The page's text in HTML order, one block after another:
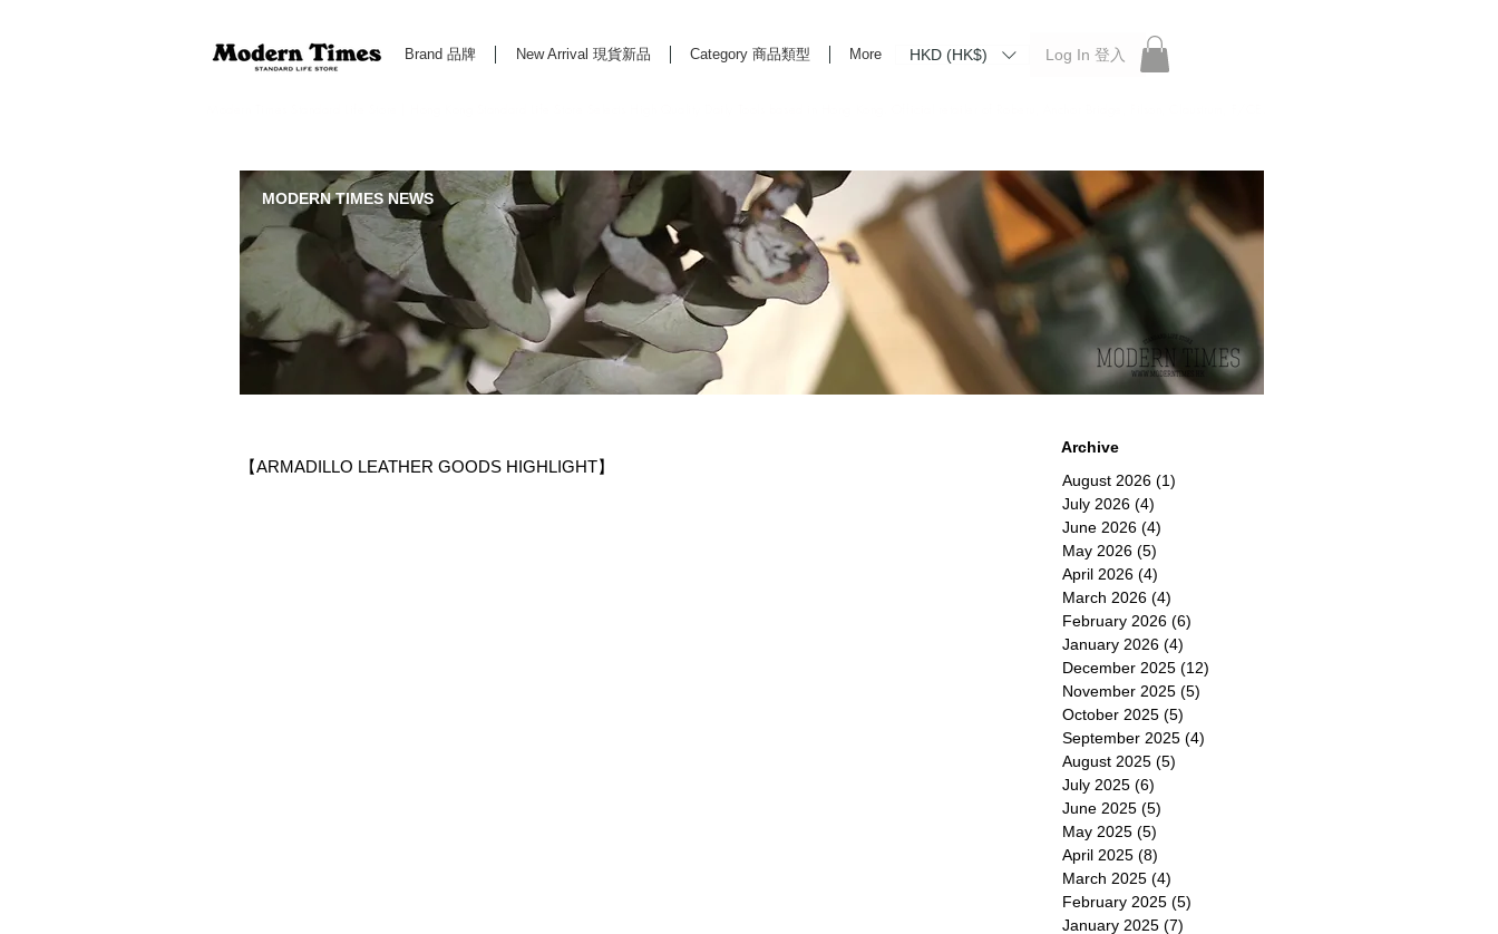
Brand 品牌 New Arrival 現貨新品 Category 商品類型 More HKD (HK$) Log In 登入
MODERN TIMES NEWS
【ARMADILLO LEATHER GOODS HIGHLIGHT】
Archive
August 2026 (1)
July 2026 (4)
June 2026 (4)
May 2026 (5)
April 2026 (4)
March 2026 (4)
February 2026 (6)
January 2026 (4)
December 2025 (12)
November 2025 (5)
October 2025 (5)
September 2025 (4)
August 2025 (5)
July 2025 (6)
June 2025 (5)
May 2025 (5)
April 2025 (8)
March 2025 (4)
February 2025 (5)
January 2025 (7)